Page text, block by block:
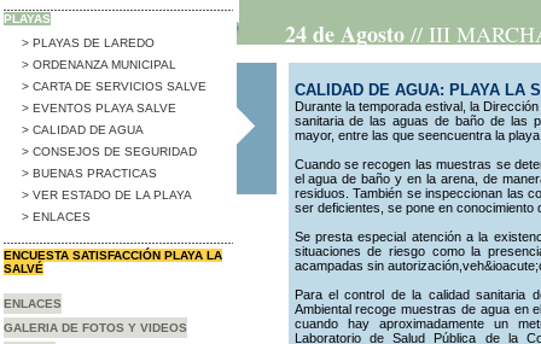
PLAYAS
> PLAYAS DE LAREDO
> ORDENANZA MUNICIPAL
> CARTA DE SERVICIOS SALVE
> EVENTOS PLAYA SALVE
> CALIDAD DE AGUA
> CONSEJOS DE SEGURIDAD
> BUENAS PRACTICAS
> VER ESTADO DE LA PLAYA
> ENLACES
ENCUESTA SATISFACCIÓN PLAYA LA
SALVÉ
ENLACES
GALERIA DE FOTOS Y VIDEOS
24 de Agosto// III
CALIDAD DE AGUA: PLAYA LA
Durante la temporada estival, la
sanitaria de las aguas de baño de las
mayor, entre las que seencuentra la
Cuando se recogen las muestras se
el agua de baño y en la arena, de
residuos. También se inspeccionan las
ser deficientes, se pone en
Se presta especial atención a la
situaciones de riesgo como la
acampadas sin
Para el control de la calidad sanitaria
Ambiental recoge muestras de agua en
cuando hay aproximadamente un
Laboratorio de Salud Pública de la